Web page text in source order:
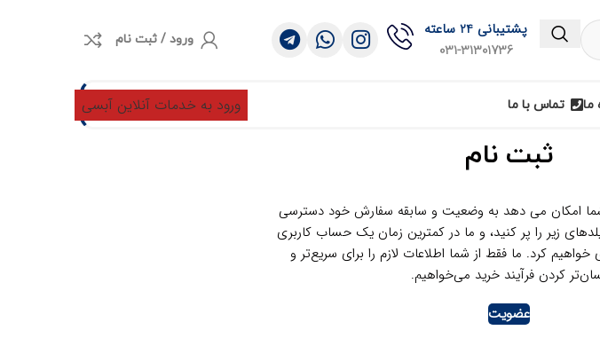
پشتیبانی 24 ساعته
031-31301736
ورود / ثبت نام
ما تماس با ما ورود به خدمات آنلاین آبسی
ثبت نام
امکان می دهد به وضعیت و سابقه سفارش خود دسترسی
زیر را پر کنید، و ما در کمترین زمان یک حساب کاربری
خواهیم کرد. ما فقط از شما اطلاعات لازم را برای سریع‌تر و
کردن فرآیند خرید می‌خواهیم.
عضویت